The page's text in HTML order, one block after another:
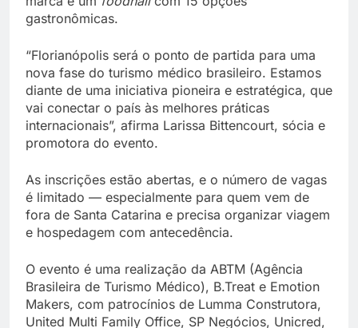
gastronômicas.
“Florianópolis será o ponto de partida para uma
nova fase do turismo médico brasileiro. Estamos
diante de uma iniciativa pioneira e estratégica, que
vai conectar o país às melhores práticas
internacionais”, afirma Larissa Bittencourt, sócia e
promotora do evento.
As inscrições estão abertas, e o número de vagas
é limitado — especialmente para quem vem de
fora de Santa Catarina e precisa organizar viagem
e hospedagem com antecedência.
O evento é uma realização da ABTM (Agência
Brasileira de Turismo Médico), B.Treat e Emotion
Makers, com patrocínios de Lumma Construtora,
United Multi Family Office, SP Negócios, Unicred,